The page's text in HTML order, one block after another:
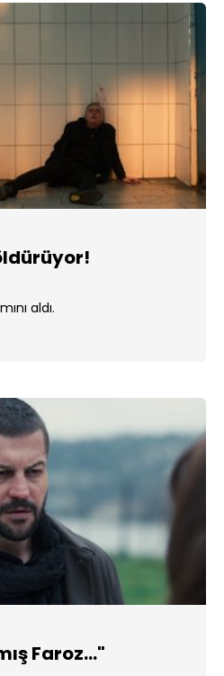
aldı.
Faroz..."